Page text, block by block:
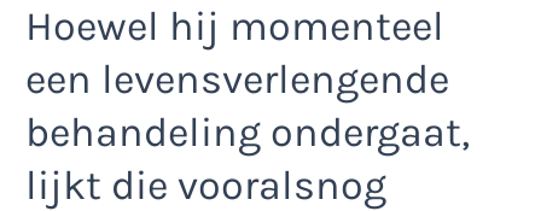
Hoewel hij momenteel
een levensverlengende
behandeling ondergaat,
lijkt die vooralsnog